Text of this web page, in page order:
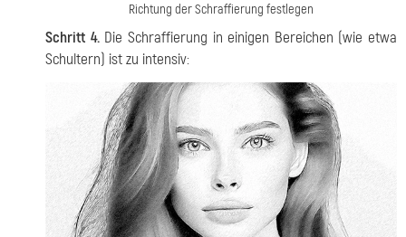
Richtung der Schraffierung festlegen
Schritt 4.Die Schraffierung in einigen Bereichen (wie etwa
Schultern) ist zu intensiv: